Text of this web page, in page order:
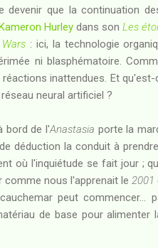
que la continuation
Hurley dans sonLes
: ici, la technologie
ni blasphématoire.
inattendues. Et
neural artificiel ?
bord de l'Anastasia porte la
déduction la conduit à
où l'inquiétude se fait jour ;
comme nous l'apprenait le 2001
peut commencer...
de base pour alimenter